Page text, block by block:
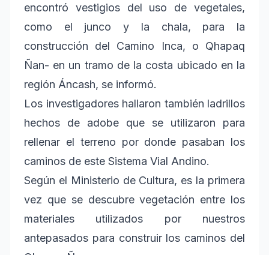
encontró vestigios del uso de vegetales,
como el junco y la chala, para la
construcción del Camino Inca, o Qhapaq
Ñan- en un tramo de la costa ubicado en la
región Áncash, se informó.
Los investigadores hallaron también ladrillos
hechos de adobe que se utilizaron para
rellenar el terreno por donde pasaban los
caminos de este Sistema Vial Andino.
Según el Ministerio de Cultura, es la primera
vez que se descubre vegetación entre los
materiales utilizados por nuestros
antepasados para construir los caminos del